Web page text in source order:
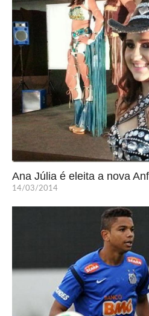
Ana Júlia é eleita a nova
14/03/2014